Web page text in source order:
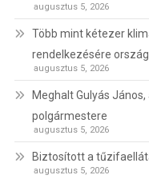
augusztus 5, 2026
Több mint kétezer
rendelkezésére
augusztus 5, 2026
Meghalt Gulyás
polgármestere
augusztus 5, 2026
Biztosított a
augusztus 5, 2026